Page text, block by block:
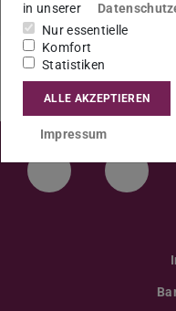
LinkedIn-Seite
in unserer
Nur essentielle
Komfort
Statistiken
ALLE AKZEPTIEREN
Impressum